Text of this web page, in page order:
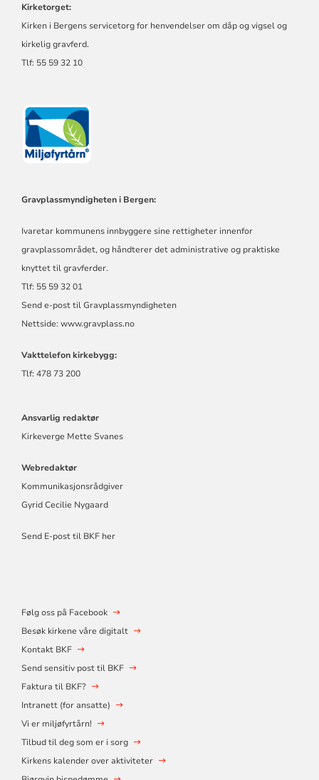
Kirketorget:
Kirken i Bergens servicetorg for henvendelser om dåp og vigsel og
kirkelig gravferd.
Tlf: 55 59 32 10
Gravplassmyndigheten i Bergen:
Ivaretar kommunens innbyggere sine rettigheter innenfor
gravplassområdet, og håndterer det administrative og praktiske
knyttet til gravferder.
Tlf: 55 59 32 01
Send e-post til Gravplassmyndigheten
Nettside: www.gravplass.no
Vakttelefon kirkebygg:
Tlf: 478 73 200
Ansvarlig redaktør
Kirkeverge Mette Svanes
Webredaktør
Kommunikasjonsrådgiver
Gyrid Cecilie Nygaard
Send E-post til BKF her
Følg oss på Facebook
Besøk kirkene våre digitalt
Kontakt BKF
Send sensitiv post til BKF
Faktura til BKF?
Intranett (for ansatte)
Vi er miljøfyrtårn!
Tilbud til deg som er i sorg
Kirkens kalender over aktiviteter